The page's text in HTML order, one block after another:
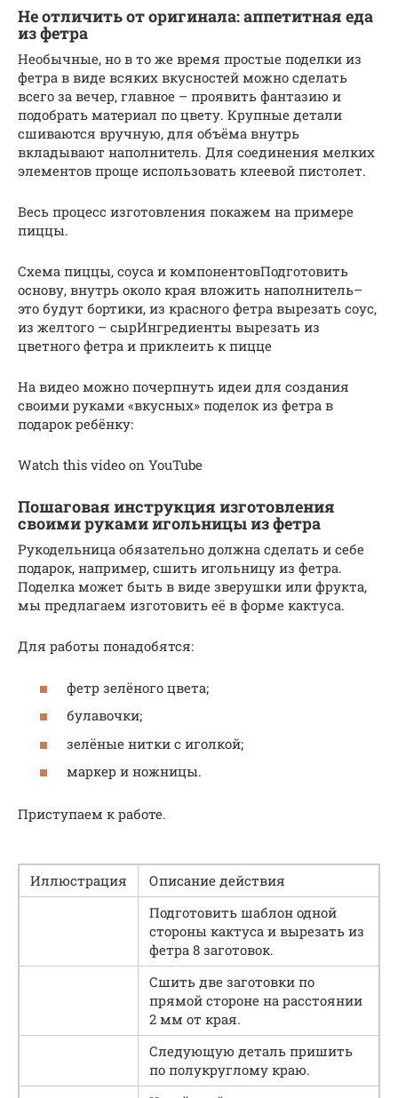
Не отличить от оригинала: аппетитная еда
из фетра
Необычные, но в то же время простые поделки из
фетра в виде всяких вкусностей можно сделать
всего за вечер, главное – проявить фантазию и
подобрать материал по цвету. Крупные детали
сшиваются вручную, для объёма внутрь
вкладывают наполнитель. Для соединения мелких
элементов проще использовать клеевой пистолет.
Весь процесс изготовления покажем на примере
пиццы.
Схема пиццы, соуса и компонентовПодготовить
основу, внутрь около края вложить наполнитель–
это будут бортики, из красного фетра вырезать соус,
из желтого – сырИнгредиенты вырезать из
цветного фетра и приклеить к пицце
На видео можно почерпнуть идеи для создания
своими руками «вкусных» поделок из фетра в
подарок ребёнку:
Watch this video on YouTube
Пошаговая инструкция изготовления
своими руками игольницы из фетра
Рукодельница обязательно должна сделать и себе
подарок, например, сшить игольницу из фетра.
Поделка может быть в виде зверушки или фрукта,
мы предлагаем изготовить её в форме кактуса.
Для работы понадобятся:
фетр зелёного цвета;
булавочки;
зелёные нитки с иголкой;
маркер и ножницы.
Приступаем к работе.
Иллюстрация
Описание действия
Подготовить шаблон одной
стороны кактуса и вырезать из
фетра 8 заготовок.
Сшить две заготовки по
прямой стороне на расстоянии
2 мм от края.
Следующую деталь пришить
по полукруглому краю.